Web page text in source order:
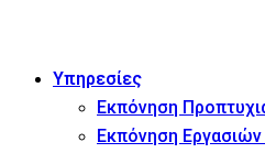
Υπηρεσίες
Εκπόνηση
Εκπόνηση